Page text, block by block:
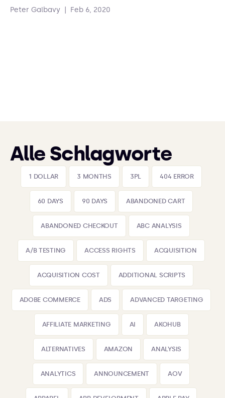
Peter Galbavy Feb 6, 2020
Alle Schlagworte
1 DOLLAR 3 MONTHS 3PL 404 ERROR
60 DAYS 90 DAYS ABANDONED CART
ABANDONED CHECKOUT ABC ANALYSIS
A/B TESTING ACCESS RIGHTS ACQUISITION
ACQUISITION COST ADDITIONAL SCRIPTS
ADOBE COMMERCE ADS ADVANCED TARGETING
AFFILIATE MARKETING AI AKOHUB
ALTERNATIVES AMAZON ANALYSIS
ANALYTICS ANNOUNCEMENT AOV